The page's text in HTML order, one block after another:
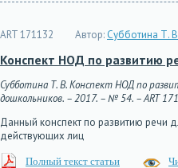
ART 171132 Автор: Субботина Т.
Конспект НОД по развитию
Субботина Т. В. Конспект НОД по
дошкольников. – 2017. – № 54. – ART
Данный конспект по развитию речи
действующих лиц
Полный текст статьи